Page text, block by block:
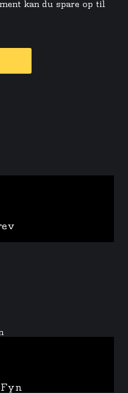
kan du spare op til